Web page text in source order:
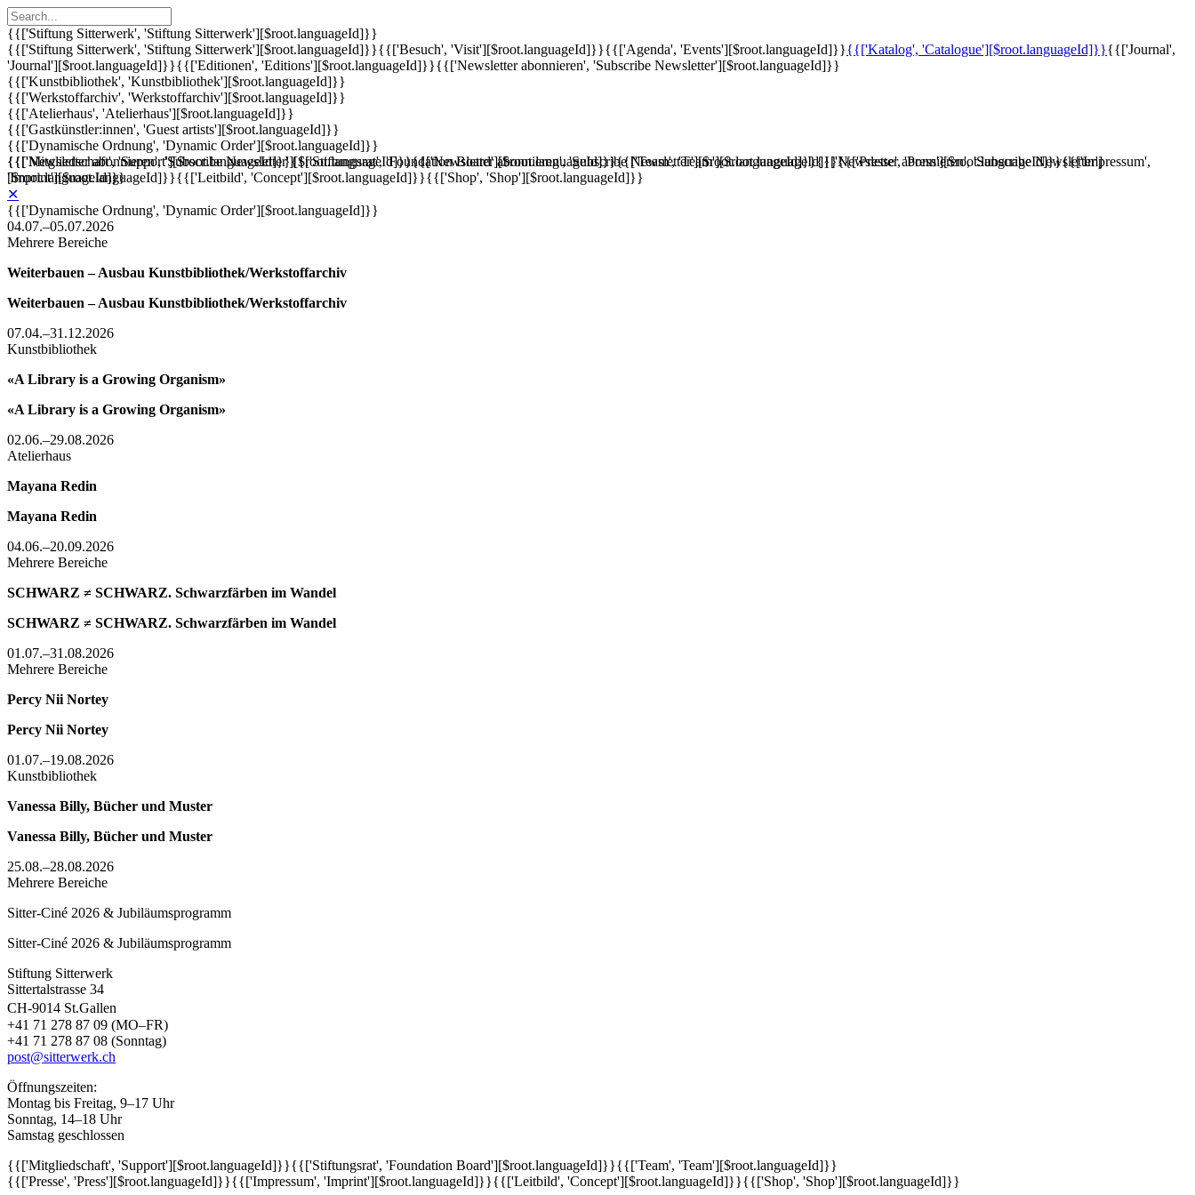
{{['Stiftung Sitterwerk', 'Stiftung Sitterwerk'][$root.languageId]}}
{{['Stiftung Sitterwerk', 'Stiftung Sitterwerk'][$root.languageId]}}{{['Besuch', 'Visit'][$root.languageId]}}{{['Agenda', 'Events'][$root.languageId]}}{{['Katalog', 'Catalogue'][$root.languageId]}}{{['Journal',
'Journal'][$root.languageId]}}{{['Editionen', 'Editions'][$root.languageId]}}{{['Newsletter abonnieren', 'Subscribe Newsletter'][$root.languageId]}}
{{['Kunstbibliothek', 'Kunstbibliothek'][$root.languageId]}}
{{['Werkstoffarchiv', 'Werkstoffarchiv'][$root.languageId]}}
{{['Atelierhaus', 'Atelierhaus'][$root.languageId]}}
{{['Gastkünstler:innen', 'Guest artists'][$root.languageId]}}
{{['Dynamische Ordnung', 'Dynamic Order'][$root.languageId]}}
{{['Mitgliedschaft', 'Support'][$root.languageId]}}{{['Stiftungsrat', 'Foundation Board'][$root.languageId]}}{{['Team', 'Team'][$root.languageId]}}{{['Presse', 'Press'][$root.languageId]}}{{['Impressum',
'Imprint'][$root.languageId]}}{{['Leitbild', 'Concept'][$root.languageId]}}{{['Shop', 'Shop'][$root.languageId]}}
{{['Newsletter abonnieren', 'Subscribe Newsletter'][$root.languageId]}}{{['Newsletter abonnieren', 'Subscribe Newsletter'][$root.languageId]}}{{['Newsletter abonnieren', 'Subscribe Newsletter']
[$root.languageId]}}
✕
{{['Dynamische Ordnung', 'Dynamic Order'][$root.languageId]}}
04.07.–05.07.2026
Mehrere Bereiche
Weiterbauen – Ausbau Kunstbibliothek/Werkstoffarchiv
Weiterbauen – Ausbau Kunstbibliothek/Werkstoffarchiv
07.04.–31.12.2026
Kunstbibliothek
«A Library is a Growing Organism»
«A Library is a Growing Organism»
02.06.–29.08.2026
Atelierhaus
Mayana Redin
Mayana Redin
04.06.–20.09.2026
Mehrere Bereiche
SCHWARZ ≠ SCHWARZ. Schwarzfärben im Wandel
SCHWARZ ≠ SCHWARZ. Schwarzfärben im Wandel
01.07.–31.08.2026
Mehrere Bereiche
Percy Nii Nortey
Percy Nii Nortey
01.07.–19.08.2026
Kunstbibliothek
Vanessa Billy, Bücher und Muster
Vanessa Billy, Bücher und Muster
25.08.–28.08.2026
Mehrere Bereiche
Sitter-Ciné 2026 & Jubiläumsprogramm
Sitter-Ciné 2026 & Jubiläumsprogramm
Stiftung Sitterwerk
Sittertalstrasse 34
CH-9014 St.Gallen
+41 71 278 87 09 (MO–FR)
+41 71 278 87 08 (Sonntag)
post@sitterwerk.ch
Öffnungszeiten:
Montag bis Freitag, 9–17 Uhr
Sonntag, 14–18 Uhr
Samstag geschlossen
{{['Mitgliedschaft', 'Support'][$root.languageId]}}{{['Stiftungsrat', 'Foundation Board'][$root.languageId]}}{{['Team', 'Team'][$root.languageId]}}
{{['Presse', 'Press'][$root.languageId]}}{{['Impressum', 'Imprint'][$root.languageId]}}{{['Leitbild', 'Concept'][$root.languageId]}}{{['Shop', 'Shop'][$root.languageId]}}